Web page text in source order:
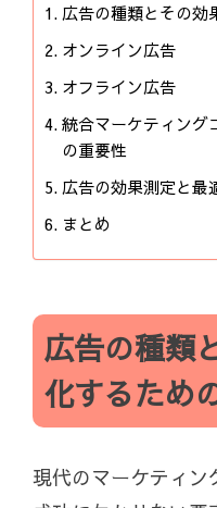
広告の種類とその効
オンライン広告
オフライン広告
統合マーケティング
の重要性
広告の効果測定と最
まとめ
広告の種類
化するため
現代のマーケティン